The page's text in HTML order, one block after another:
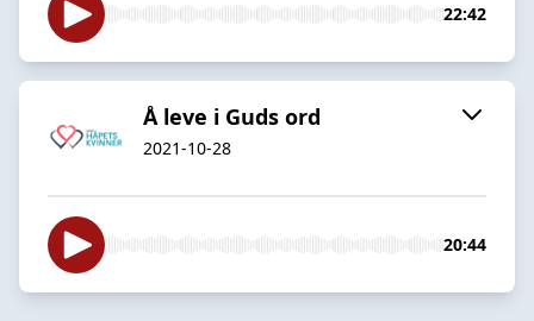
22:42
Å leve i Guds ord
2021-10-28
20:44